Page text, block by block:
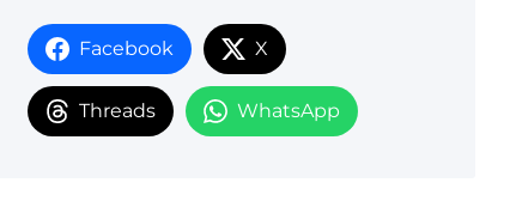
Facebook X
Threads WhatsApp